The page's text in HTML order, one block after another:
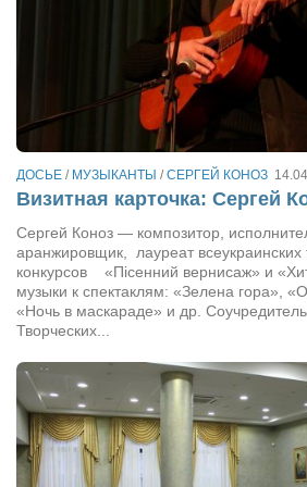
«Траверс» —
Александр Гвоздик
Александр Кугук
Музыканты
Сергей Коноз
Денис Федченко
Звукорежиссёры
Alfom Studio
Guitarproduction Studio
Писатели
Поэты
ДОСЬЕ / МУЗЫКАНТЫ /СЕРГЕЙ КОНОЗ
Визитная карточка: Сергей
Сергей Коноз — композитор,
аранжировщик, лауреат всеукраинских
конкурсов «Пісенний вернисаж» и
музыки к спектаклям: «Зелена гора»,
«Ночь в маскараде» и др.
Творческих...